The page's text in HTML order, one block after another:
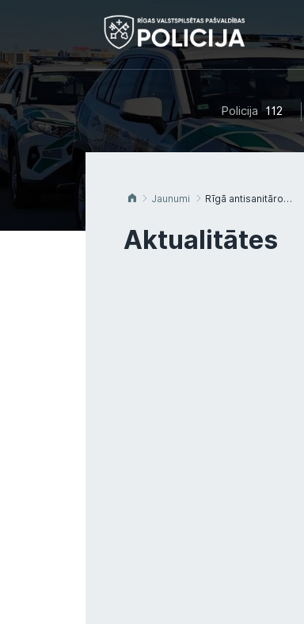
Policija 112
Jaunumi Rīgā antisanitāros apstākļos atrod trīs mazus bērnus
Aktualitātes